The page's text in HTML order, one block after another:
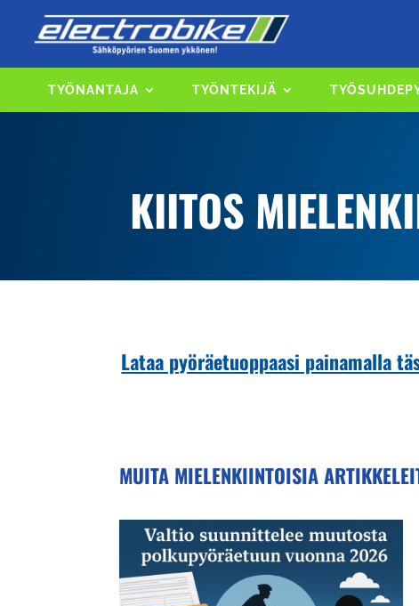
TYÖNANTAJA TYÖNTEKIJÄ
KIITOS
Lataa pyöräetuoppaasi painamalla
MUITA MIELENKIINTOISIA